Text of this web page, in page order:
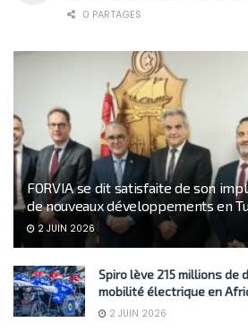
0 PARTAGES
FORVIA se dit satisfaite de son
de nouveaux développements en
2 JUIN 2026
Spiro lève 215 millions de
mobilité électrique en
2 JUIN 2026